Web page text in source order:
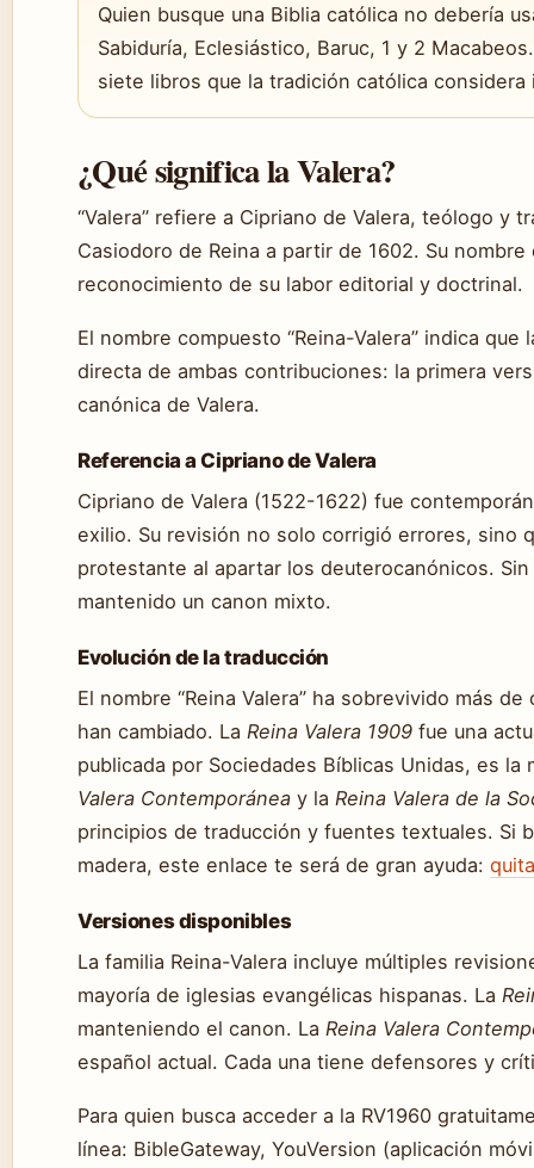
Quien busque una Biblia católica no debería
Sabiduría, Eclesiástico, Baruc, 1 y 2
siete libros que la tradición católica considera
¿Qué significa la Valera?
“Valera” refiere a Cipriano de Valera, teólogo y
Casiodoro de Reina a partir de 1602. Su
reconocimiento de su labor editorial y doctrinal.
El nombre compuesto “Reina-Valera” indica
directa de ambas contribuciones: la primera
canónica de Valera.
Referencia a Cipriano de Valera
Cipriano de Valera (1522-1622) fue
exilio. Su revisión no solo corrigió errores, sino
protestante al apartar los deuterocanónicos.
mantenido un canon mixto.
Evolución de la traducción
El nombre “Reina Valera” ha sobrevivido más
han cambiado. La Reina Valera 1909 fue una
publicada por Sociedades Bíblicas Unidas, es
Valera Contemporánea y la Reina Valera de la
principios de traducción y fuentes textuales. Si
madera, este enlace te será de gran ayuda:
Versiones disponibles
La familia Reina-Valera incluye múltiples
mayoría de iglesias evangélicas hispanas. La
manteniendo el canon. La Reina Valera
español actual. Cada una tiene defensores y
Para quien busca acceder a la RV1960
línea: BibleGateway, YouVersion (aplicación